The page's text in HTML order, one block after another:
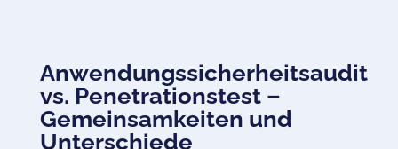
Anwendungssicherheitsaudit
vs. Penetrationstest –
Gemeinsamkeiten und
Unterschiede